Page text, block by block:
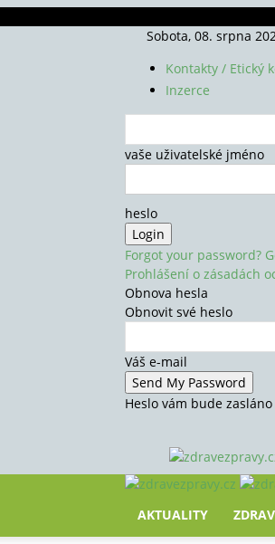
Sobota, 08. srpna
Kontakty / Etický
Inzerce
vaše uživatelské jméno
heslo
Forgot your password?
Prohlášení o zásadách
Obnova hesla
Obnovit své heslo
Váš e-mail
Heslo vám bude
AKTUALITY